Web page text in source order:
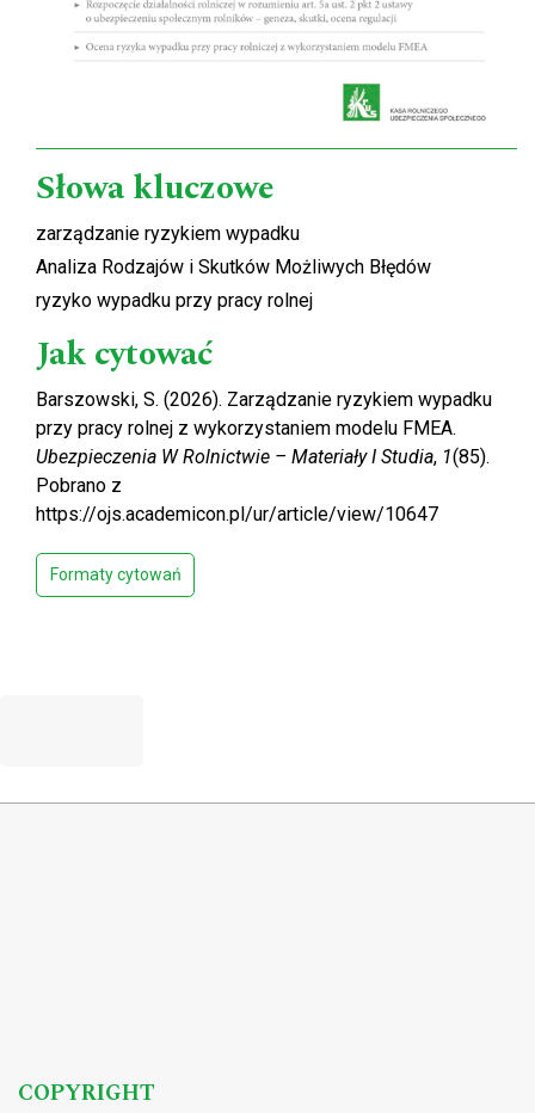
Słowa kluczowe
zarządzanie ryzykiem wypadku
Analiza Rodzajów i Skutków Możliwych Błędów
ryzyko wypadku przy pracy rolnej
Jak cytować
Barszowski, S. (2026). Zarządzanie ryzykiem wypadku
przy pracy rolnej z wykorzystaniem modelu FMEA.
Ubezpieczenia W Rolnictwie – Materiały I Studia, 1(85).
Pobrano z
https://ojs.academicon.pl/ur/article/view/10647
Formaty cytowań
COPYRIGHT